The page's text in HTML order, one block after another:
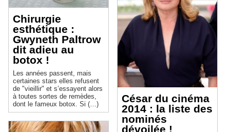
Chirurgie
esthétique :
Gwyneth Paltrow
dit adieu au
botox !
Les années passent, mais
certaines stars elles refusent
de "vieillir" et s’essayent alors
à toutes sortes de remèdes,
dont le fameux botox. Si (…)
César du cinéma
2014 : la liste des
nominés
dévoilée !